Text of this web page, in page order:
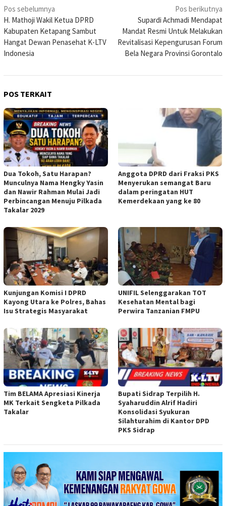
Navigasi
pos
Pos sebelumnya
H. Mathoji Wakil Ketua DPRD
Kabupaten Ketapang Sambut
Hangat Dewan Penasehat K-LTV
Indonesia
Pos berikutnya
Supardi Achmadi Mendapat
Mandat Resmi Untuk Melakukan
Revitalisasi Kepengurusan Forum
Bela Negara Provinsi Gorontalo
POS TERKAIT
Dua Tokoh, Satu Harapan?
Munculnya Nama Hengky Yasin
dan Nawir Rahman Mulai Jadi
Perbincangan Menuju Pilkada
Takalar 2029
Anggota DPRD dari Fraksi PKS
Menyerukan semangat Baru
dalam peringatan HUT
Kemerdekaan yang ke 80
Kunjungan Komisi I DPRD
Kayong Utara ke Polres, Bahas
Isu Strategis Masyarakat
UNIFIL Selenggarakan TOT
Kesehatan Mental bagi
Perwira Tanzanian FMPU
Tim BELAMA Apresiasi Kinerja
MK Terkait Sengketa Pilkada
Takalar
Bupati Sidrap Terpilih H.
Syaharuddin Alrif Hadiri
Konsolidasi Syukuran
Silahturahim di Kantor DPD
PKS Sidrap